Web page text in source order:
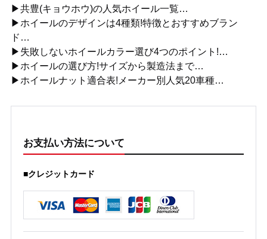
▶共豊(キョウホウ)の人気ホイール一覧…
▶ホイールのデザインは4種類!特徴とおすすめブラン
ド…
▶失敗しないホイールカラー選び4つのポイント!…
▶ホイールの選び方!サイズから製造法まで…
▶ホイールナット適合表!メーカー別人気20車種…
お支払い方法について
■クレジットカード